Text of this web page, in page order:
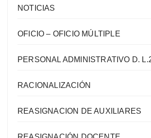
NOTICIAS
OFICIO – OFICIO MÚLTIPLE
PERSONAL ADMINISTRATIVO D.
RACIONALIZACIÓN
REASIGNACION DE AUXILIARES